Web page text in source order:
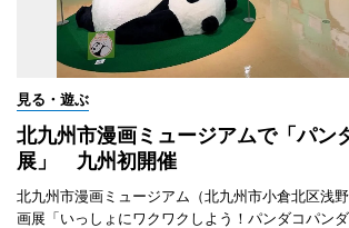
見る・遊ぶ
北九州市漫画ミュージアムで「パン
展」 九州初開催
北九州市漫画ミュージアム（北九州市小倉北区浅
画展「いっしょにワクワクしよう！パンダコパンダ